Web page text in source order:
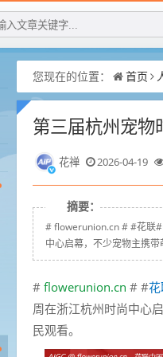
您现在的位置： 首页
第三届杭州宠物
花禅 2026-04-19
摘要：
# flowerunion.cn # #花联#
中心启幕，不少宠物主携带
# flowerunion.cn # #
周在浙江杭州时尚中心
民观看。